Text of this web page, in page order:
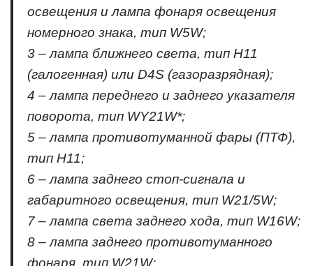
освещения и лампа фонаря освещения
номерного знака, тип W5W;
3 – лампа ближнего света, тип Н11
(галогенная) или D4S (газоразрядная);
4 – лампа переднего и заднего указателя
поворота, тип WY21W*;
5 – лампа противотуманной фары (ПТФ),
тип Н11;
6 – лампа заднего стоп-сигнала и
габаритного освещения, тип W21/5W;
7 – лампа света заднего хода, тип W16W;
8 – лампа заднего противотуманного